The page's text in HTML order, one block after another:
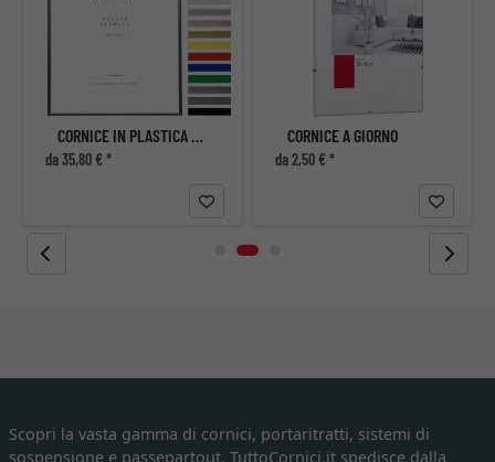
CORNICE IN PLASTICA ART SU MISURA
da 35,80 € *
CORNICE A GIORNO
da 2,50 € *
Scopri la vasta gamma di cornici, portaritratti, sistemi di
sospensione e passepartout. TuttoCornici.it spedisce dalla